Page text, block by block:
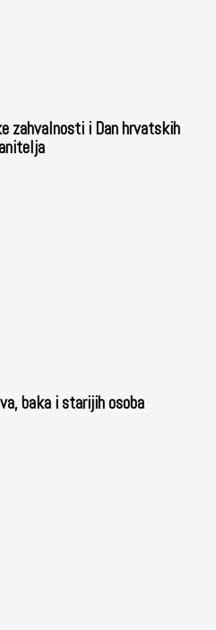
zahvalnosti i Dan hrvatskih
baka i starijih osoba